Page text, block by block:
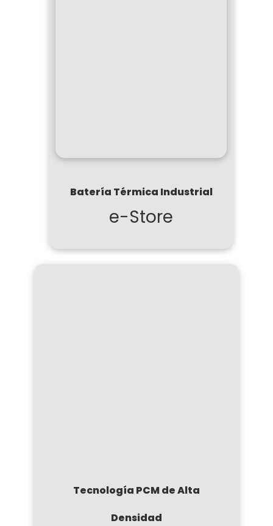
Batería Térmica Industrial
e-Store
Tecnología PCM de Alta
Densidad